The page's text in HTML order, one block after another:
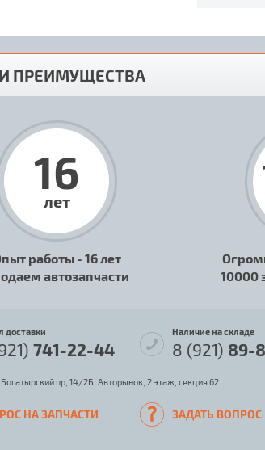
ПРЕИМУЩЕСТВА
16
лет
работы - 16 лет
автозапчасти
10000
доставки
741-22-44
Наличие на складе
8 (921) 89-
пр, 14/2Б, Авторынок, 2 этаж, секция 62
НА ЗАПЧАСТИ ЗАДАТЬ ВОПРОС